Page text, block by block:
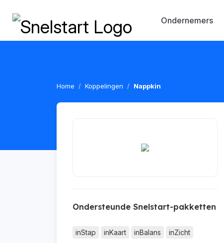
Ondernemers
Home Koppelingen Nappkin
Ondersteunde Snelstart-pakketten
inStap inKaart inBalans
inZicht